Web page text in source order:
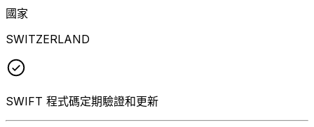
國家
SWITZERLAND
SWIFT 程式碼定期驗證和更新